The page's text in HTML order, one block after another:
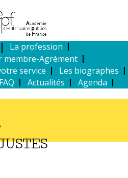
La profession
membre-Agrément
service
Les biographes
FAQ Actualités Agenda